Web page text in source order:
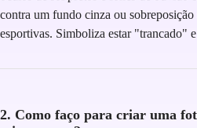
contra um fundo cinza ou
esportivas. Simboliza estar "trancado"
2. Como faço para criar uma